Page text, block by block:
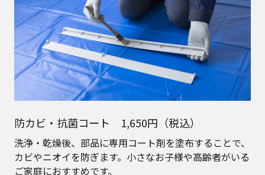
防カビ・抗菌コート 1,650円（税込）
洗浄・乾燥後、部品に専用コート剤を塗布することで、
カビやニオイを防ぎます。小さなお子様や高齢者がいる
ご家庭におすすめです。